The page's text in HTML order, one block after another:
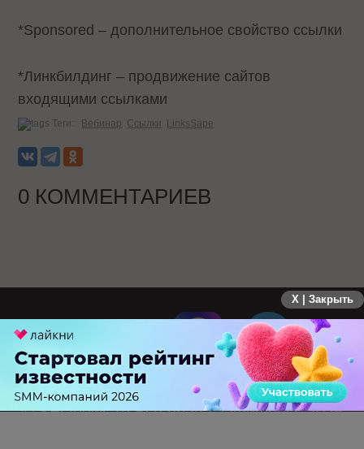
*Sponsored – дополнительное свойство ссылки
*Линкбилдинг – продвижение сайтов
входящими ссылками
Теги: Вебинар Ссылки LinksSape
0 КОММЕНТАРИЕВ
X | Закрыть
ПЕРЕЙТИ НА ПОЛНУЮ ВЕРСИЮ
© SEOnews.ru Все права защищены. 2026